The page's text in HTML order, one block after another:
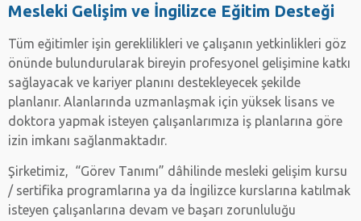
Mesleki Gelişim ve İngilizce Eğitim Desteği
Tüm eğitimler işin gereklilikleri ve çalışanın yetkinlikleri göz
önünde bulundurularak bireyin profesyonel gelişimine katkı
sağlayacak ve kariyer planını destekleyecek şekilde
planlanır. Alanlarında uzmanlaşmak için yüksek lisans ve
doktora yapmak isteyen çalışanlarımıza iş planlarına göre
izin imkanı sağlanmaktadır.
Şirketimiz, “Görev Tanımı” dâhilinde mesleki gelişim kursu
/ sertifika programlarına ya da İngilizce kurslarına katılmak
isteyen çalışanlarına devam ve başarı zorunluluğu